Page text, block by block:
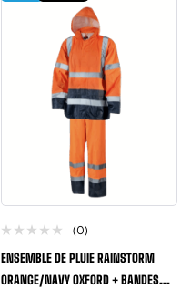
(0)
ENSEMBLE DE PLUIE RAINSTORM
ORANGE/NAVY OXFORD + BANDES